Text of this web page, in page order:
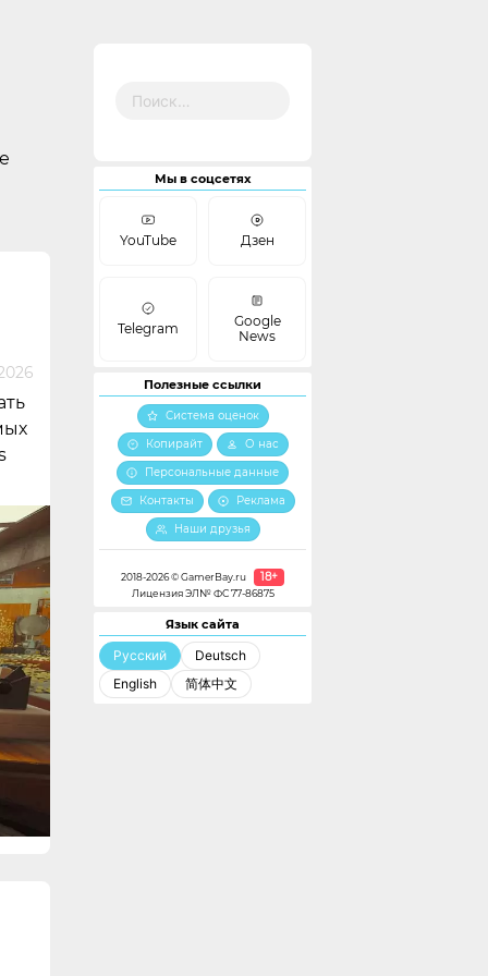
Мы в соцсетях
YouTube Дзен
Telegram
Google
News
Полезные ссылки
Система оценок
Копирайт
О нас
Персональные данные
Контакты
Реклама
Наши друзья
2018-2026 © GamerBay.ru 18+
Лицензия ЭЛ№ ФС 77-86875
Язык сайта
Русский
Deutsch
English
简体中文